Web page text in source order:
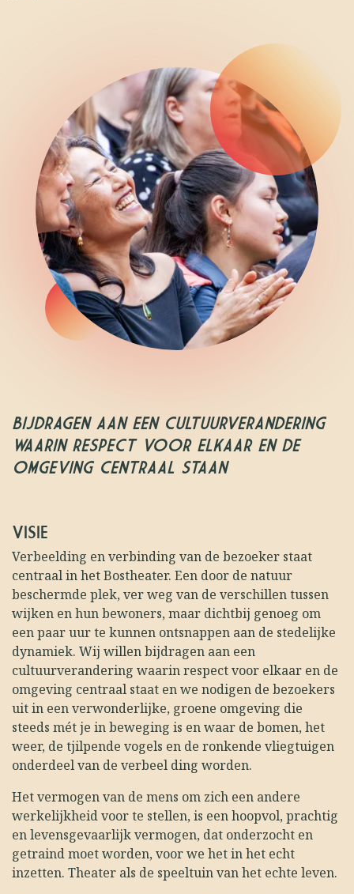
BIJDRAGEN AAN EEN CULTUURVERANDERING
WAARIN RESPECT VOOR ELKAAR EN DE
OMGEVING CENTRAAL STAAN
VISIE
Verbeelding en verbinding van de bezoeker staat
centraal in het Bostheater. Een door de natuur
beschermde plek, ver weg van de verschillen tussen
wijken en hun bewoners, maar dichtbij genoeg om
een paar uur te kunnen ontsnappen aan de stedelijke
dynamiek. Wij willen bijdragen aan een
cultuurverandering waarin respect voor elkaar en de
omgeving centraal staat en we nodigen de bezoekers
uit in een verwonderlijke, groene omgeving die
steeds mét je in beweging is en waar de bomen, het
weer, de tjilpende vogels en de ronkende vliegtuigen
onderdeel van de verbeel ding worden.
Het vermogen van de mens om zich een andere
werkelijkheid voor te stellen, is een hoopvol, prachtig
en levensgevaarlijk vermogen, dat onderzocht en
getraind moet worden, voor we het in het echt
inzetten. Theater als de speeltuin van het echte leven.